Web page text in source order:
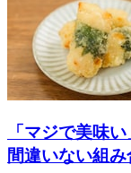
「マジで美味
間違いない組